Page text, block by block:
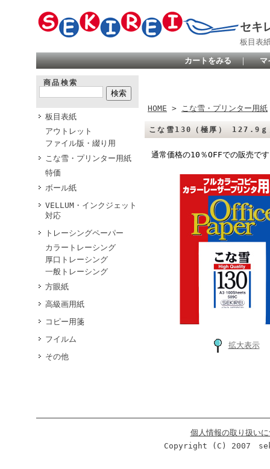
セキ
板目表
カートをみる ｜ マ
商品検索
板目表紙
アウトレット
ファイル版・綴り用
こな雪・プリンター用紙
特価
ボール紙
VELLUM・インクジェット
対応
トレーシングペーパー
カラートレーシング
厚口トレーシング
一般トレーシング
方眼紙
高級画用紙
コピー用箋
フイルム
その他
HOME > こな雪・プリンター用紙
こな雪130（極厚）
通常価格の10％OFFでの販売で
拡大表示
個人情報の取り扱い
Copyright (C) 2007